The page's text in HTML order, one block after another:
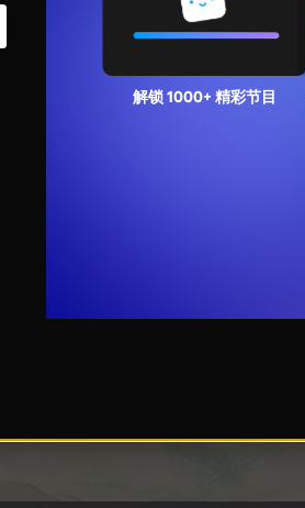
解锁 1000+ 精彩节目